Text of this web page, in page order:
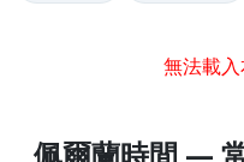
無法載入